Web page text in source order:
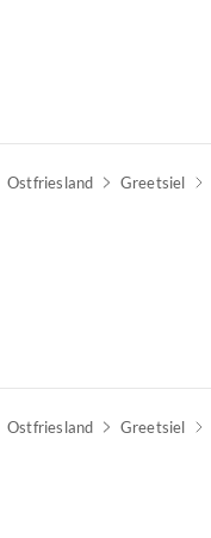
Ostfriesland Greetsiel
Ostfriesland Greetsiel